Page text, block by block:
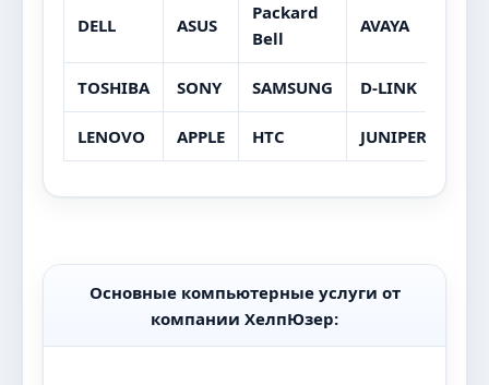
DELL ASUS
Packard
Bell
AVAYA
TOSHIBA SONY SAMSUNG D-LINK
LENOVO APPLE HTC JUNIPER
Основные компьютерные услуги от
компании ХелпЮзер: